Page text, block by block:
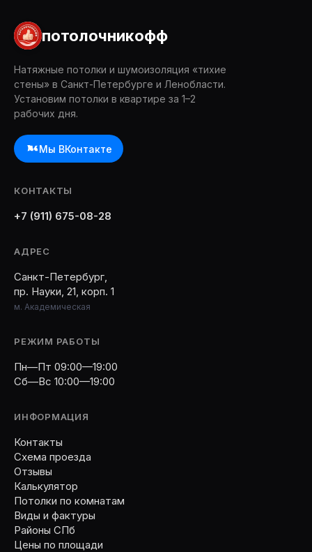
потолочникофф
Натяжные потолки и шумоизоляция «тихие
стены» в Санкт-Петербурге и Ленобласти.
Установим потолки в квартире за 1–2
рабочих дня.
Мы ВКонтакте
КОНТАКТЫ
+7 (911) 675-08-28
АДРЕС
Санкт-Петербург,
пр. Науки, 21, корп. 1
м. Академическая
РЕЖИМ РАБОТЫ
Пн—Пт 09:00—19:00
Сб—Вс 10:00—19:00
ИНФОРМАЦИЯ
Контакты
Схема проезда
Отзывы
Калькулятор
Потолки по комнатам
Виды и фактуры
Районы СПб
Цены по площади